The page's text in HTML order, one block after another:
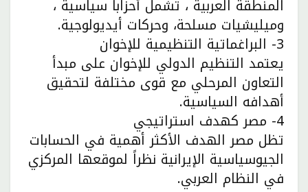
المنطقة العربية ، تشمل أحزاباً سياسية ،
وميليشيات مسلحة، وحركات أيديولوجية.
3- البراغماتية التنظيمية للإخوان
يعتمد التنظيم الدولي للإخوان على مبدأ
التعاون المرحلي مع قوى مختلفة لتحقيق
أهدافه السياسية.
4- مصر كهدف استراتيجي
تظل مصر الهدف الأكثر أهمية في الحسابات
الجيوسياسية الإيرانية نظراً لموقعها المركزي
في النظام العربي.